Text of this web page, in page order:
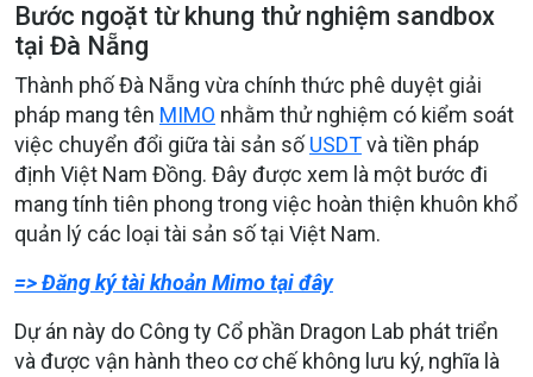
Bước ngoặt từ khung thử nghiệm sandbox
tại Đà Nẵng
Thành phố Đà Nẵng vừa chính thức phê duyệt giải
pháp mang tên MIMO nhằm thử nghiệm có kiểm soát
việc chuyển đổi giữa tài sản số USDTvà tiền pháp
định Việt Nam Đồng. Đây được xem là một bước đi
mang tính tiên phong trong việc hoàn thiện khuôn khổ
quản lý các loại tài sản số tại Việt Nam.
=> Đăng ký tài khoản Mimo tại đây
Dự án này do Công ty Cổ phần Dragon Lab phát triển
và được vận hành theo cơ chế không lưu ký, nghĩa là